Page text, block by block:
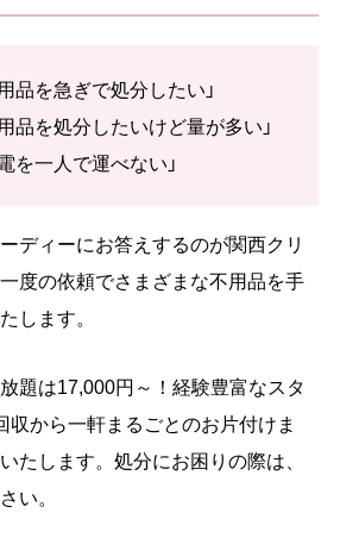
品を急ぎで処分したい」
品を処分したいけど量が多い」
を一人で運べない」
ディーにお答えするのが関西クリ
度の依頼でさまざまな不用品を手
します。
題は17,000円～！経験豊富なスタ
収から一軒まるごとのお片付けま
たします。処分にお困りの際は、
い。